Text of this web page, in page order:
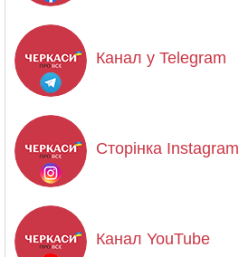
Канал у Telegram
Сторінка Instagram
Канал YouTube